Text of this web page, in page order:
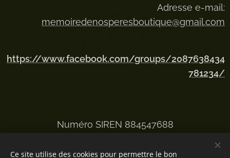
Adresse e-mail:
memoiredenosperesboutique@gmail.com
https://www.facebook.com/groups/2087638434
781234/
Numéro SIREN 884547688
Ce site utilise des cookies pour permettre le bon